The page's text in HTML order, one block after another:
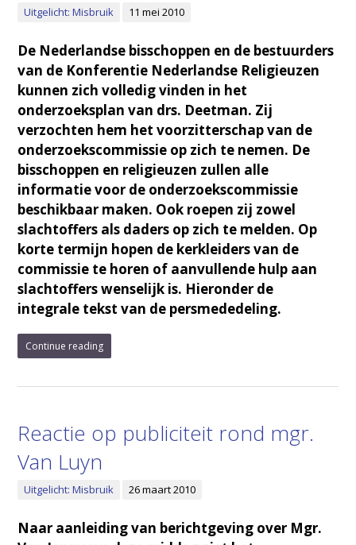
Uitgelicht: Misbruik 11 mei 2010
De Nederlandse bisschoppen en de bestuurders
van de Konferentie Nederlandse Religieuzen
kunnen zich volledig vinden in het
onderzoeksplan van drs. Deetman. Zij
verzochten hem het voorzitterschap van de
onderzoekscommissie op zich te nemen. De
bisschoppen en religieuzen zullen alle
informatie voor de onderzoekscommissie
beschikbaar maken. Ook roepen zij zowel
slachtoffers als daders op zich te melden. Op
korte termijn hopen de kerkleiders van de
commissie te horen of aanvullende hulp aan
slachtoffers wenselijk is. Hieronder de
integrale tekst van de persmededeling.
Continue reading
Reactie op publiciteit rond mgr.
Van Luyn
Uitgelicht: Misbruik 26 maart 2010
Naar aanleiding van berichtgeving over Mgr.